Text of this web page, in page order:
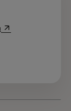
se abre en una